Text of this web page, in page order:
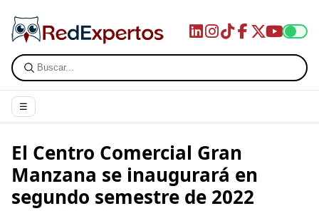
☰
El Centro Comercial Gran
Manzana se inaugurará en
segundo semestre de 2022